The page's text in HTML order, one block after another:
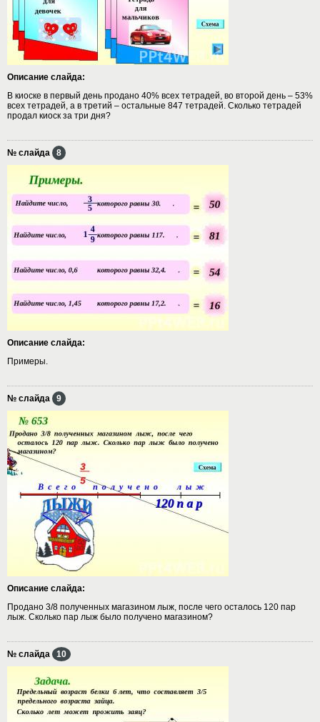
Описание слайда:
В киоске в первый день продано 40% всех тетрадей, во второй день – 53%
всех тетрадей, а в третий – остальные 847 тетрадей. Сколько тетрадей
продал киоск за три дня?
№ слайда 8
Описание слайда:
Примеры.
№ слайда 9
Описание слайда:
Продано 3/8 полученных магазином лыж, после чего осталось 120 пар
лыж. Сколько пар лыж было получено магазином?
№ слайда 10